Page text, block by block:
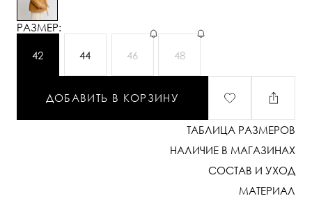
РАЗМЕР:
42 44 46 48
ДОБАВИТЬ В КОРЗИНУ
ТАБЛИЦА РАЗМЕРОВ
НАЛИЧИЕ В МАГАЗИНАХ
СОСТАВ И УХОД
МАТЕРИАЛ